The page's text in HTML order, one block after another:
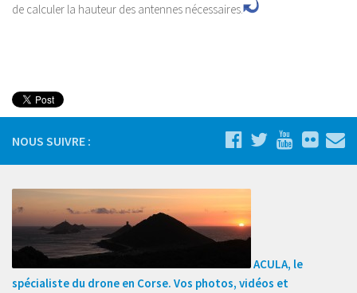
de calculer la hauteur des antennes nécessaires.
NOUS SUIVRE :
ACULA, le
spécialiste du drone en Corse. Vos photos, vidéos et